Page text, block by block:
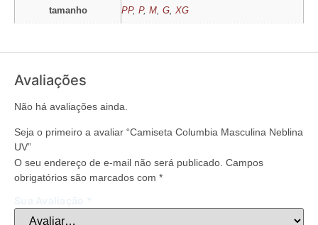
tamanho PP, P, M, G, XG
Avaliações
Não há avaliações ainda.
Seja o primeiro a avaliar “Camiseta Columbia Masculina Neblina
UV”
O seu endereço de e-mail não será publicado. Campos
obrigatórios são marcados com *